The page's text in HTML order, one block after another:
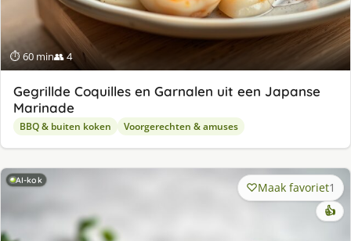
⏱ 60 min👥 4
Gegrillde Coquilles en Garnalen uit een Japanse
Marinade
BBQ & buiten koken Voorgerechten & amuses
AI-kok Maak favoriet1
👍